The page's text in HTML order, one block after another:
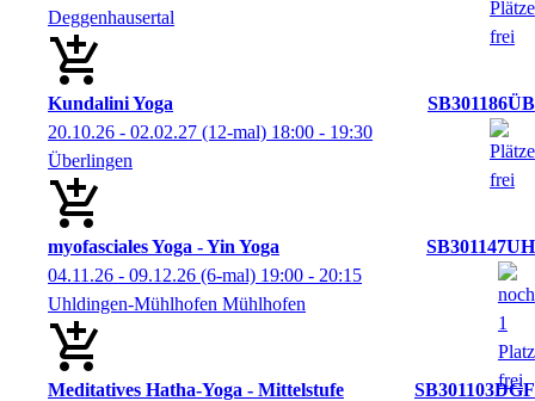
Deggenhausertal
Kundalini Yoga
SB301186ÜB
20.10.26 - 02.02.27 (12-mal) 18:00 - 19:30
Überlingen
myofasciales Yoga - Yin Yoga
SB301147UH
04.11.26 - 09.12.26 (6-mal) 19:00 - 20:15
Uhldingen-Mühlhofen Mühlhofen
Meditatives Hatha-Yoga - Mittelstufe
SB301103DGF